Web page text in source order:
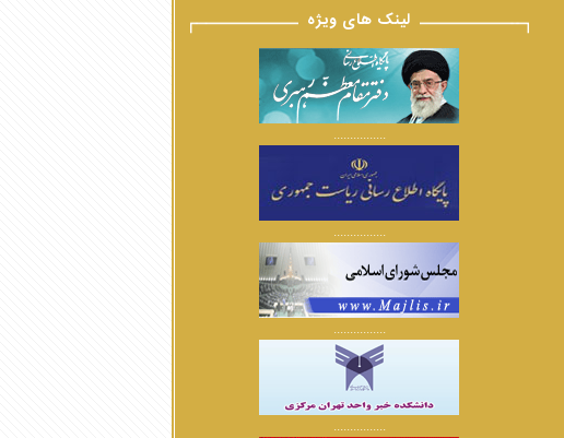
لینک های ویژه
................
................
................
................